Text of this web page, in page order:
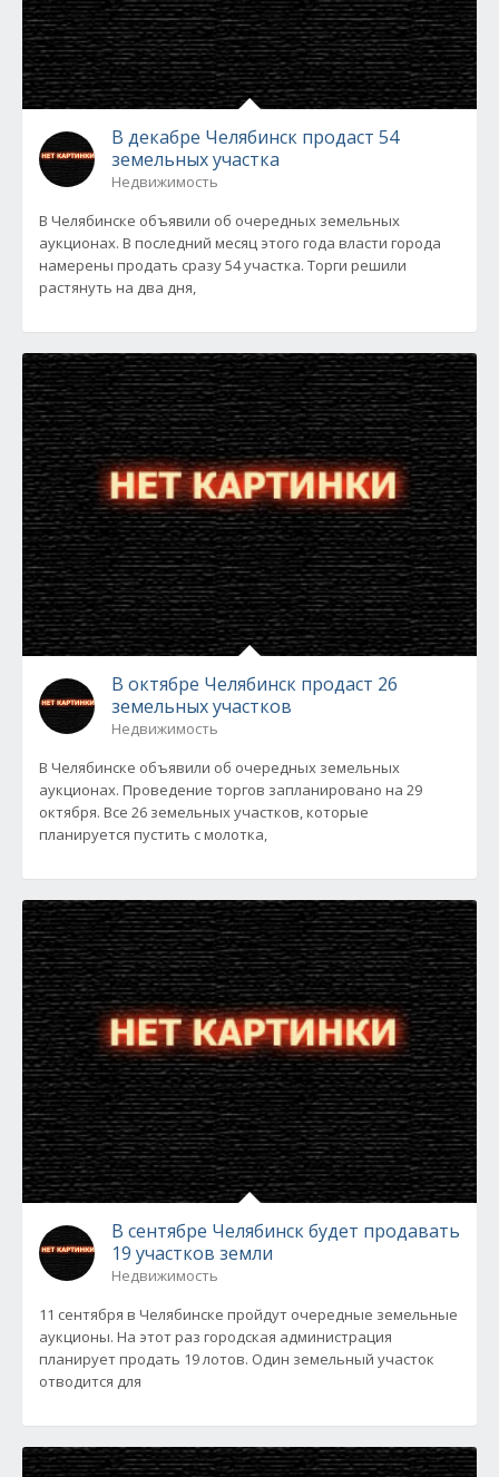
В декабре Челябинск продаст 54
земельных участка
Недвижимость
В Челябинске объявили об очередных земельных
аукционах. В последний месяц этого года власти города
намерены продать сразу 54 участка. Торги решили
растянуть на два дня,
В октябре Челябинск продаст 26
земельных участков
Недвижимость
В Челябинске объявили об очередных земельных
аукционах. Проведение торгов запланировано на 29
октября. Все 26 земельных участков, которые
планируется пустить с молотка,
В сентябре Челябинск будет продавать
19 участков земли
Недвижимость
11 сентября в Челябинске пройдут очередные земельные
аукционы. На этот раз городская администрация
планирует продать 19 лотов. Один земельный участок
отводится для